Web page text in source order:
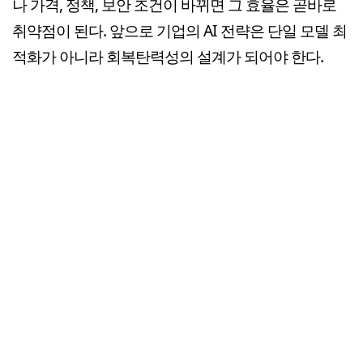
나 가격, 정책, 보안 조건이 바뀌면 그 효율은 곧바로
취약점이 된다. 앞으로 기업의 AI 전략은 단일 모델 최
적화가 아니라 회복탄력성의 설계가 되어야 한다.